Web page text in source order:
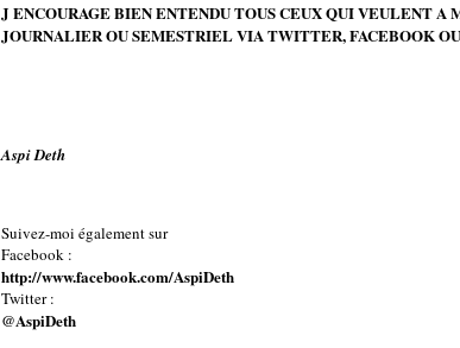
J ENCOURAGE BIEN ENTENDU TOUS CEUX QUI VEULENT A
JOURNALIER OU SEMESTRIEL VIA TWITTER, FACEBOOK
Aspi Deth
Suivez-moi également sur
Facebook :
http://www.facebook.com/AspiDeth
Twitter :
@AspiDeth